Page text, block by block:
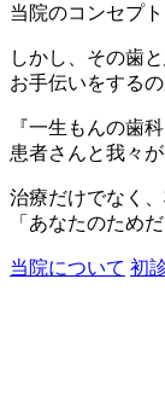
当院のコンセプ
しかし、その歯
お手伝いをする
『一生もんの歯
患者さんと我々
治療だけでなく
「あなたのため
当院について 初